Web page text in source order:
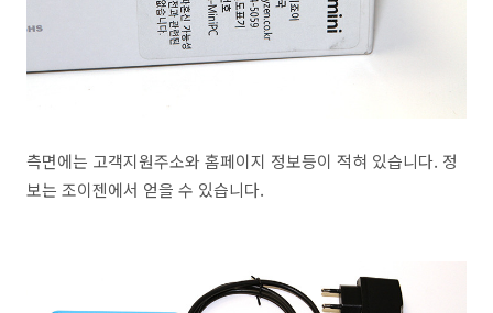
측면에는 고객지원주소와 홈페이지 정보등이 적혀 있습니다. 정
보는 조이젠에서 얻을 수 있습니다.